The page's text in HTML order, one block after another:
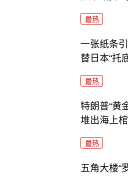
最热
一张纸条
替日本“托底
最热
特朗普“黄
堆出海上
最热
五角大楼“